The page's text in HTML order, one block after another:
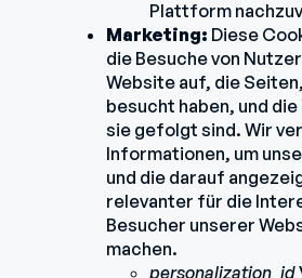
Plattform
Marketing: Diese
die Besuche von
Website auf, die
besucht haben, und die
sie gefolgt sind. Wir
Informationen, um
und die darauf
relevanter für die
Besucher unserer
machen.
personalization_id